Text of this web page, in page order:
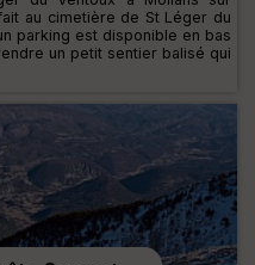
au cimetière de St Léger du
parking est disponible en bas
un petit sentier balisé qui